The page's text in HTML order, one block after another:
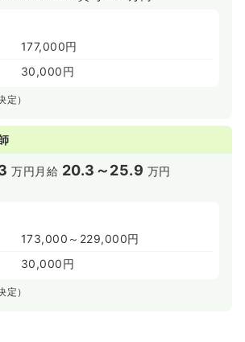
177,000円
30,000円
）
万円 月給 20.3～25.9 万円
173,000～229,000円
30,000円
）